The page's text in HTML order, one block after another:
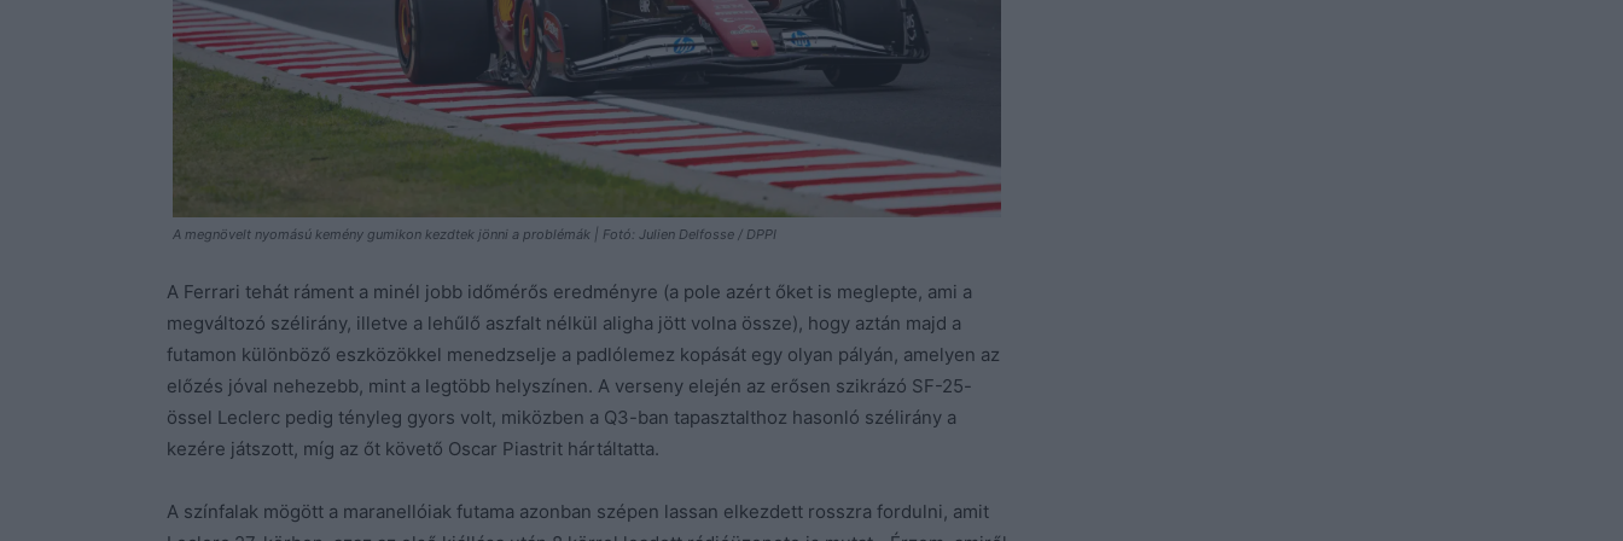
A megnövelt nyomású kemény gumikon kezdtek jönni a problémák | Fotó: Julien Delfosse / DPPI
A Ferrari tehát ráment a minél jobb időmérős eredményre (a pole azért őket is meglepte, ami a
megváltozó szélirány, illetve a lehűlő aszfalt nélkül aligha jött volna össze), hogy aztán majd a
futamon különböző eszközökkel menedzselje a padlólemez kopását egy olyan pályán, amelyen az
előzés jóval nehezebb, mint a legtöbb helyszínen. A verseny elején az erősen szikrázó SF-25-
össel Leclerc pedig tényleg gyors volt, miközben a Q3-ban tapasztalthoz hasonló szélirány a
kezére játszott, míg az őt követő Oscar Piastrit hártáltatta.
A színfalak mögött a maranellóiak futama azonban szépen lassan elkezdett rosszra fordulni, amit